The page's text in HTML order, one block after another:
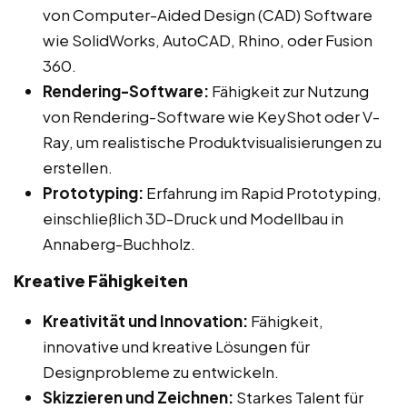
von Computer-Aided Design (CAD) Software
wie SolidWorks, AutoCAD, Rhino, oder Fusion
360.
Rendering-Software: Fähigkeit zur Nutzung
von Rendering-Software wie KeyShot oder V-
Ray, um realistische Produktvisualisierungen zu
erstellen.
Prototyping: Erfahrung im Rapid Prototyping,
einschließlich 3D-Druck und Modellbau in
Annaberg-Buchholz.
Kreative Fähigkeiten
Kreativität und Innovation: Fähigkeit,
innovative und kreative Lösungen für
Designprobleme zu entwickeln.
Skizzieren und Zeichnen: Starkes Talent für